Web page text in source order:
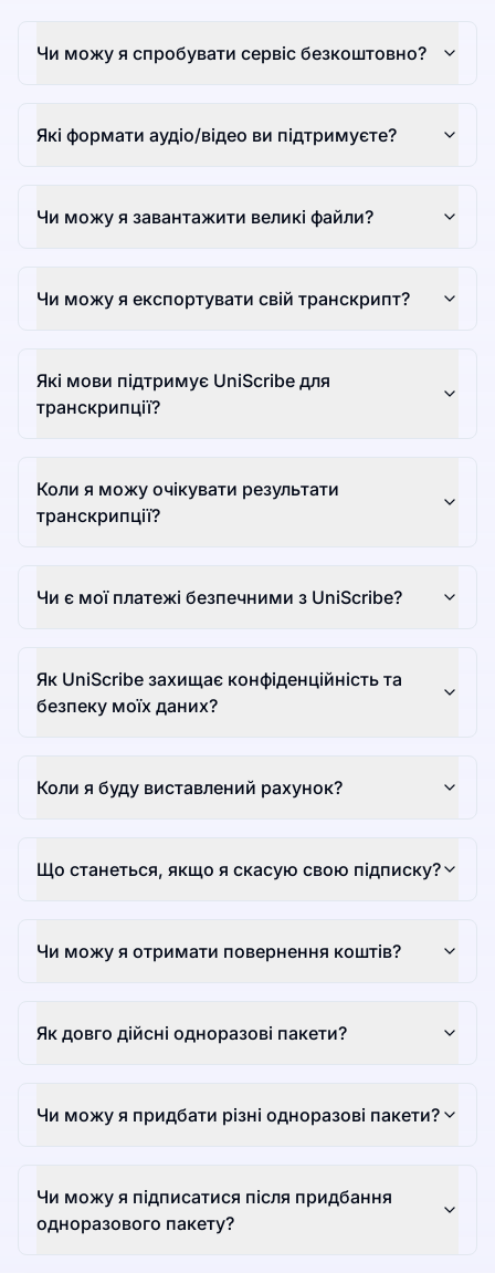
Чи можу я спробувати сервіс безкоштовно?
Які формати аудіо/відео ви підтримуєте?
Чи можу я завантажити великі файли?
Чи можу я експортувати свій транскрипт?
Які мови підтримує UniScribe для
транскрипції?
Коли я можу очікувати результати
транскрипції?
Чи є мої платежі безпечними з UniScribe?
Як UniScribe захищає конфіденційність та
безпеку моїх даних?
Коли я буду виставлений рахунок?
Що станеться, якщо я скасую свою підписку?
Чи можу я отримати повернення коштів?
Як довго дійсні одноразові пакети?
Чи можу я придбати різні одноразові пакети?
Чи можу я підписатися після придбання
одноразового пакету?